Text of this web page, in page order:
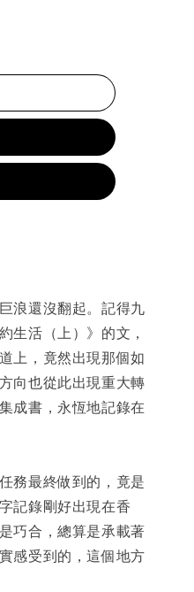
浪還沒翻起。記得九
生活（上）》的文，
上，竟然出現那個如
向也從此出現重大轉
成書，永恆地記錄在
務最終做到的，竟是
記錄剛好出現在香
巧合，總算是承載著
感受到的，這個地方